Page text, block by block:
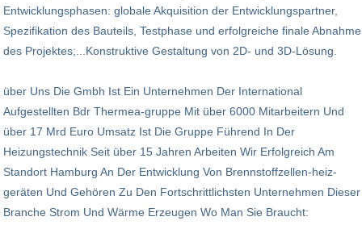
Entwicklungsphasen: globale Akquisition der Entwicklungspartner,
Spezifikation des Bauteils, Testphase und erfolgreiche finale Abnahme
des Projektes;...Konstruktive Gestaltung von 2D- und 3D-Lösung.
über Uns Die Gmbh Ist Ein Unternehmen Der International
Aufgestellten Bdr Thermea-gruppe Mit über 6000 Mitarbeitern Und
über 17 Mrd Euro Umsatz Ist Die Gruppe Führend In Der
Heizungstechnik Seit über 15 Jahren Arbeiten Wir Erfolgreich Am
Standort Hamburg An Der Entwicklung Von Brennstoffzellen-heiz­
geräten Und Gehören Zu Den Fortschrittlichsten Unternehmen Dieser
Branche Strom Und Wärme Er­zeugen Wo Man Sie Braucht: